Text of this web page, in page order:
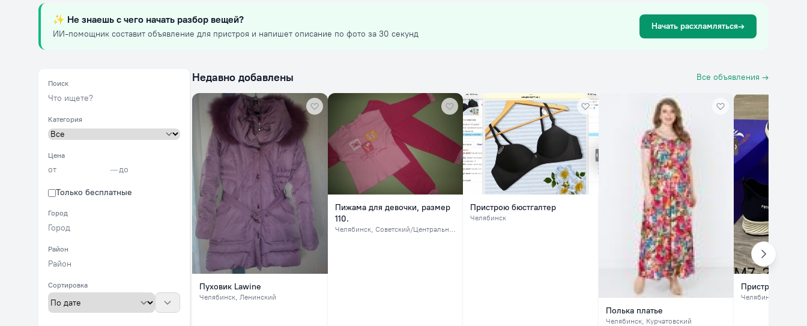
✨ Не знаешь с чего начать разбор вещей?
ИИ-помощник составит объявление для пристроя и напишет описание по фото за 30 секунд
Начать расхламляться→
Поиск
Категория
Цена
—
Только бесплатные
Город
Район
Сортировка
Недавно добавлены Все объявления →
Пуховик Lawine
Челябинск , Ленинский
Пижама для девочки, размер
110.
Челябинск, Советский/Центральный
Пристрою бюстгалтер
Челябинск
Полька платье
Челябинск, Курчатовский
Пристрою
Челябинск